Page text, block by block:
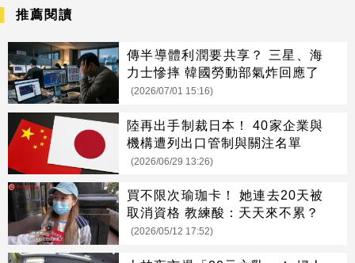
推薦閱讀
傳半導體利潤要共享？ 三星、海
力士慘摔 韓國勞動部氣炸回應了
(2026/07/01 15:16)
陸再出手制裁日本！ 40家企業與
機構遭列出口管制與關注名單
(2026/06/29 13:26)
買不限次瑜珈卡！ 她連去20天被
取消資格 教練酸：天天來不累？
(2026/05/12 17:52)